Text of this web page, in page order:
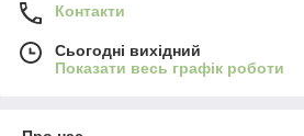
Контакти
Сьогодні вихідний
Показати весь графік роботи